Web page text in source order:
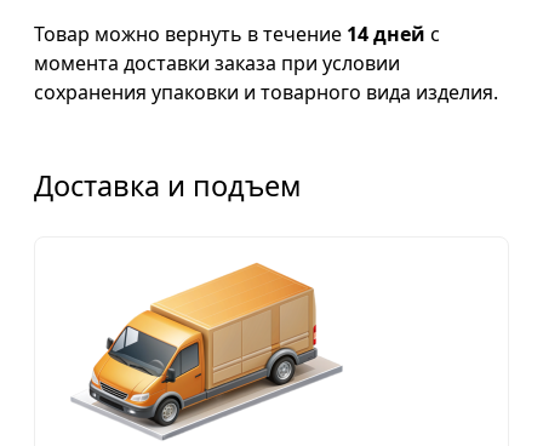
Товар можно вернуть в течение 14 дней с
момента доставки заказа при условии
сохранения упаковки и товарного вида изделия.
Доставка и подъем